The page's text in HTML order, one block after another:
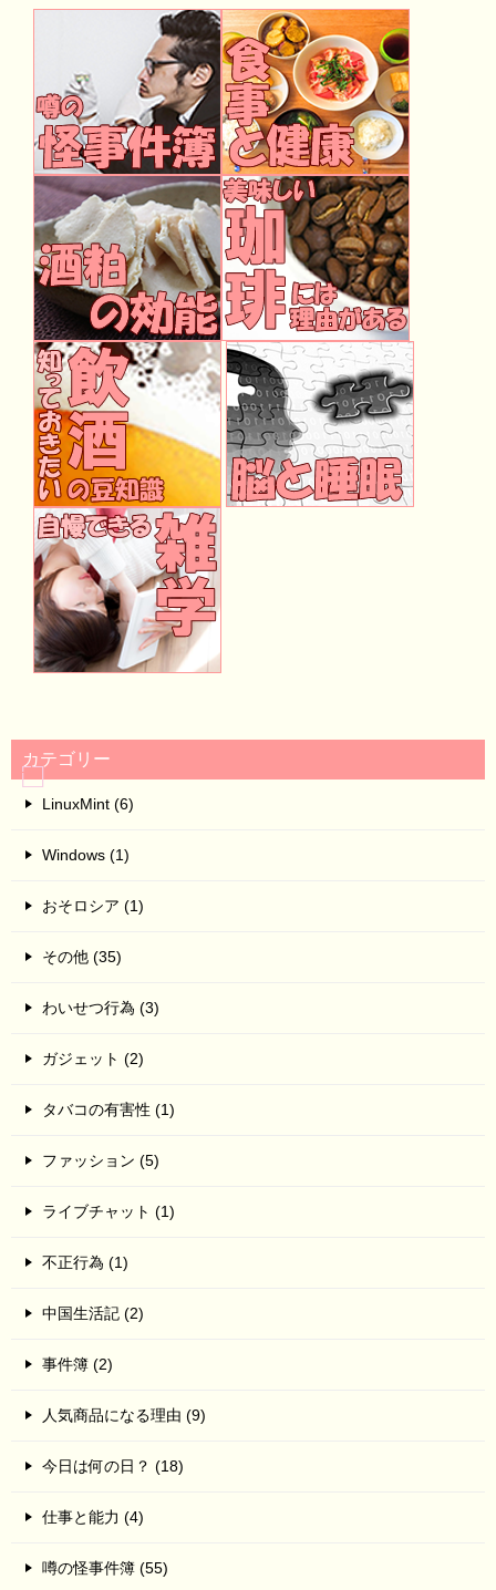
カテゴリー
LinuxMint (6)
Windows (1)
おそロシア (1)
その他 (35)
わいせつ行為 (3)
ガジェット (2)
タバコの有害性 (1)
ファッション (5)
ライブチャット (1)
不正行為 (1)
中国生活記 (2)
事件簿 (2)
人気商品になる理由 (9)
今日は何の日？ (18)
仕事と能力 (4)
噂の怪事件簿 (55)